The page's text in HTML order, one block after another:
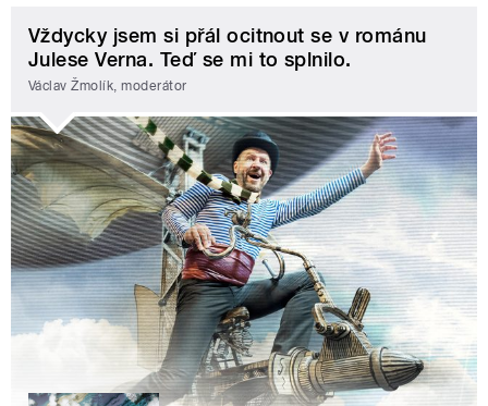
Vždycky jsem si přál ocitnout se v románu
Julese Verna. Teď se mi to splnilo.
Václav Žmolík, moderátor